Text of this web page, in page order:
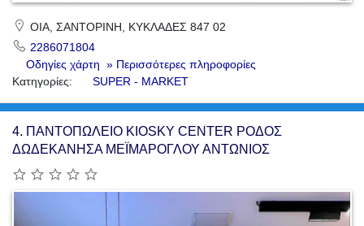
ΟΙΑ, ΣΑΝΤΟΡΙΝΗ, ΚΥΚΛΑΔΕΣ 847 02
2286071804
Οδηγίες χάρτη » Περισσότερες πληροφορίες
Κατηγορίες:
SUPER - MARKET
4. ΠΑΝΤΟΠΩΛΕΙΟ KIOSKY CENTER ΡΟΔΟΣ
ΔΩΔΕΚΑΝΗΣΑ ΜΕΪΜΑΡΟΓΛΟΥ ΑΝΤΩΝΙΟΣ